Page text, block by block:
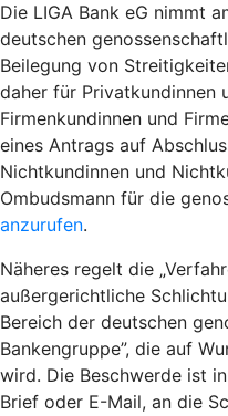
Die LIGA Bank eG nimmt
deutschen
Beilegung von
daher für Privatkundinnen
Firmenkundinnen und
eines Antrags auf
Nichtkundinnen und
Ombudsmann für die
anzurufen.
Näheres regelt die
außergerichtliche
Bereich der deutschen
Bankengruppe”, die auf
wird. Die Beschwerde ist
Brief oder E-Mail, an die